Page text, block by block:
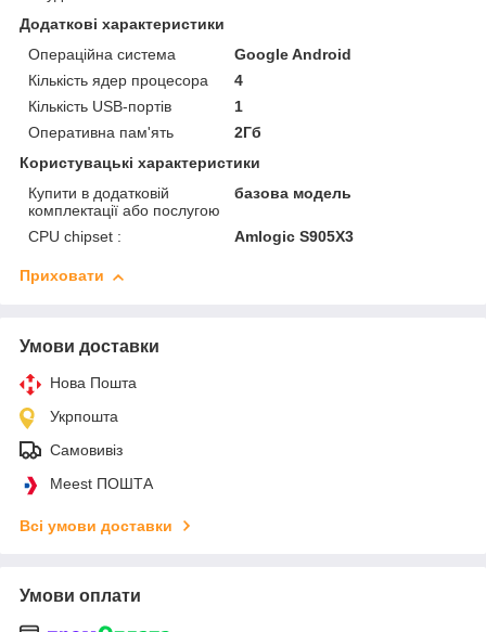
Додаткові характеристики
Операційна система
Google Android
Кількість ядер процесора
4
Кількість USB-портів
1
Оперативна пам'ять
2Гб
Користувацькі характеристики
Купити в додатковій
комплектації або послугою
базова модель
CPU chipset : Amlogic S905X3
Приховати
Умови доставки
Нова Пошта
Укрпошта
Самовивіз
Meest ПОШТА
Всі умови доставки
Умови оплати